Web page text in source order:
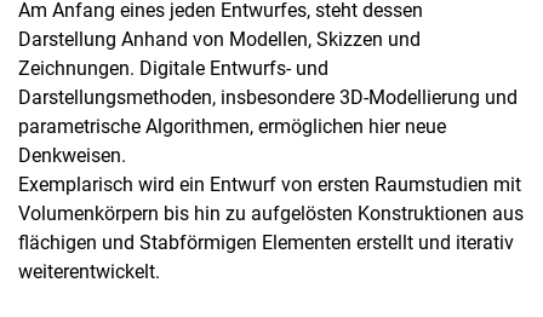
Am Anfang eines jeden Entwurfes, steht dessen
Darstellung Anhand von Modellen, Skizzen und
Zeichnungen. Digitale Entwurfs- und
Darstellungsmethoden, insbesondere 3D-Modellierung und
parametrische Algorithmen, ermöglichen hier neue
Denkweisen.
Exemplarisch wird ein Entwurf von ersten Raumstudien mit
Volumenkörpern bis hin zu aufgelösten Konstruktionen aus
flächigen und Stabförmigen Elementen erstellt und iterativ
weiterentwickelt.